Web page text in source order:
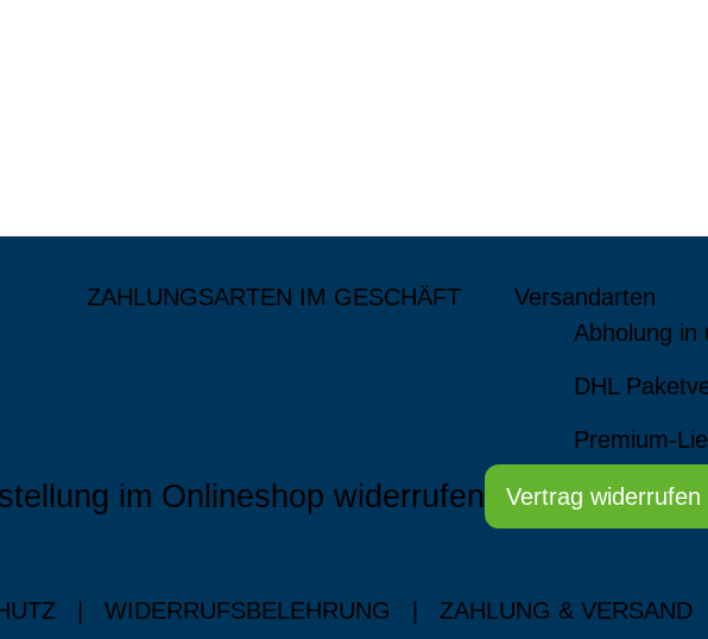
ZAHLUNGSARTEN IM GESCHÄFT
Versandarten
Abholung in
DHL
Premium-
im Onlineshop widerrufen Vertrag widerrufen
WIDERRUFSBELEHRUNG ZAHLUNG & VERSAND